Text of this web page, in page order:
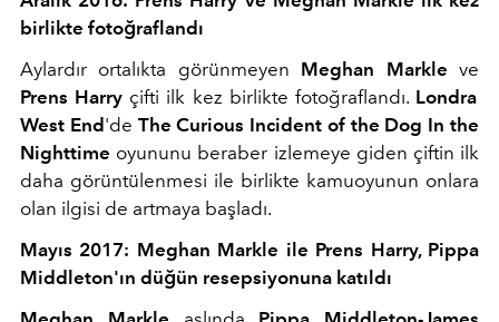
birlikte fotoğraflandı
Aylardır ortalıkta görünmeyen Meghan Markle ve
Prens Harry çifti ilk kez birlikte fotoğraflandı. Londra
West End'de The Curious Incident of the Dog In the
Nighttime oyununu beraber izlemeye giden çiftin ilk
daha görüntülenmesi ile birlikte kamuoyunun onlara
olan ilgisi de artmaya başladı.
Mayıs 2017: Meghan Markle ile Prens Harry, Pippa
Middleton'ın düğün resepsiyonuna katıldı